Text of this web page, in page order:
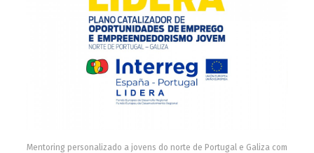
Mentoring personalizado a jovens do norte de Portugal e Galiza com